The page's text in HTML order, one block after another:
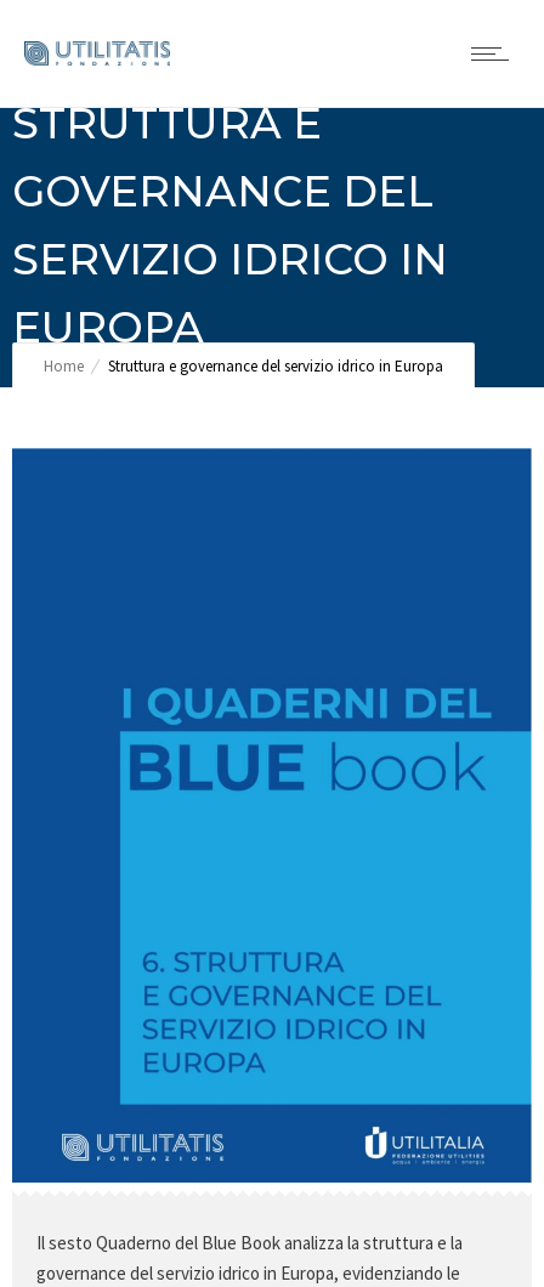
STRUTTURA E
GOVERNANCE DEL
SERVIZIO IDRICO IN
EUROPA
Home Struttura e governance del servizio idrico in Europa
Il sesto Quaderno del Blue Book analizza la struttura e la
governance del servizio idrico in Europa, evidenziando le